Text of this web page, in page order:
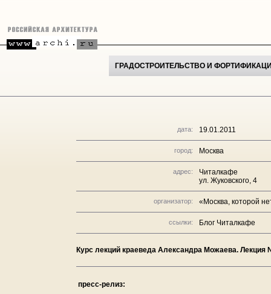
ГРАДОСТРОИТЕЛЬСТВО И
дата: 19.01.2011
город: Москва
адрес:
Читалкафе
ул. Жуковского, 4
организатор: «Москва, которой
ссылки: Блог Читалкафе
Курс лекций краеведа Александра Можаева. Лекция
пресс-релиз: